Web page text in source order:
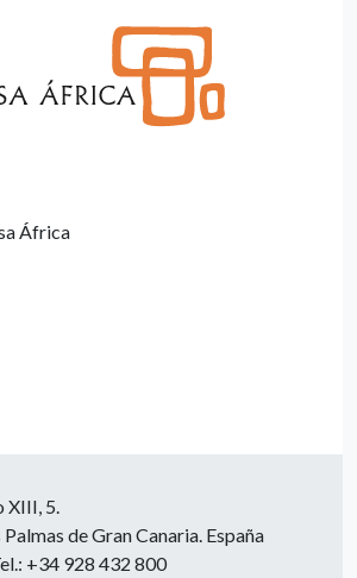
África
5.
de Gran Canaria. España
+34 928 432 800